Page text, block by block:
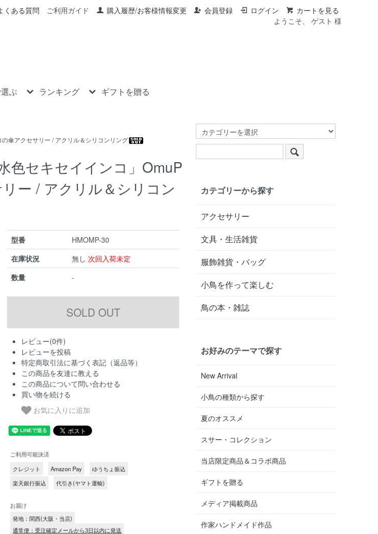
くある質問 ご利用ガイド 購入履歴/お客様情報変更 会員登録 ログイン
カートを見る
ようこそ、 ゲスト 様
ぶ ランキング ギフトを贈る
傘アクセサリー / アクリル＆シリコンリング
色セキセイインコ」OmuP
ー / アクリル＆シリコン
型番
HMOMP-30
在庫状況
無し 次回入荷未定
数量
-
レビュー(0件)
レビューを投稿
特定商取引法に基づく表記（返品等）
この商品を友達に教える
この商品について問い合わせる
買い物を続ける
お気に入りに追加
ご利用可能決済
クレジット
Amazon Pay
ゆうちょ振込
楽天銀行振込
代引き(ヤマト運輸)
お届け
発地：関西(大阪・当店)
通常便：受注確定メールから3日以内に発送
カテゴリーから探す
アクセサリー
文具・生活雑貨
服飾雑貨・バッグ
小鳥を作って楽しむ
鳥の本・雑誌
お好みのテーマで探す
New Arrival
小鳥の種類から探す
夏のオススメ
スサー・コレクション
当店限定商品＆コラボ商品
ギフトを贈る
メディア掲載商品
作家ハンドメイド作品